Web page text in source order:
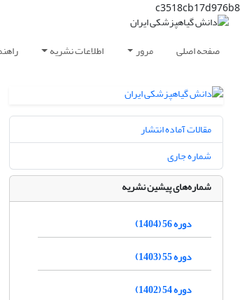
c3518cb17d976b8
صفحه اصلی مرور اطلاعات نشریه
مقالات آماده انتشار
شماره جاری
شماره‌های پیشین نشریه
دوره 56 (1404)
دوره 55 (1403)
دوره 54 (1402)